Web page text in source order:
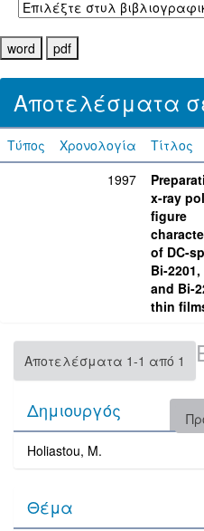
Αποτελέσματα
Τύπος Χρονολογία Τίτλος
1997
x-ray
figure
of DC-
Bi-
and Bi-
thin
Αποτελέσματα 1-1 από 1
Δημιουργός
Holiastou, M.
Θέμα